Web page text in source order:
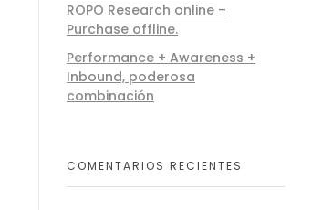
ROPO Research online –
Purchase offline.
Performance + Awareness +
Inbound, poderosa
combinación
COMENTARIOS RECIENTES